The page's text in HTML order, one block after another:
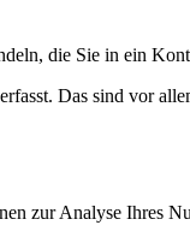
die Sie in ein
Das sind vor
zur Analyse Ihres